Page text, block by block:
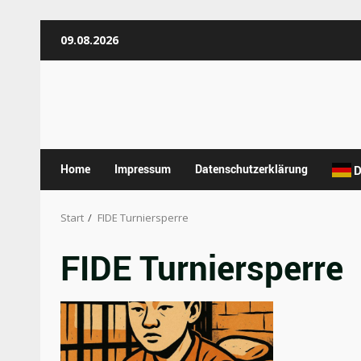
Inhalt09.08.2026
Home Impressum Datenschutzerklärung
Start FIDE Turniersperre
FIDE Turniersperre